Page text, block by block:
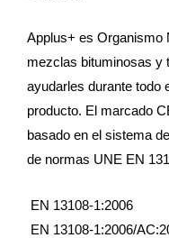
Applus+ es Organismo
mezclas bituminosas y
ayudarles durante todo
producto. El marcado
basado en el sistema
de normas UNE EN
EN 13108-1:2006
EN 13108-1:2006/